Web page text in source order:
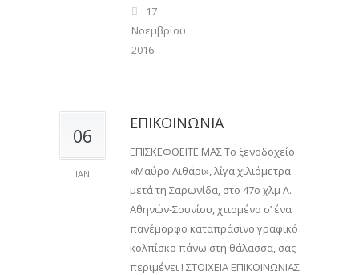
17
Νοεμβρίου
2016
06
ΙΑΝ
ΕΠΙΚΟΙΝΩΝΙΑ
ΕΠΙΣΚΕΦΘΕΙΤΕ ΜΑΣ Το ξενοδοχείο
«Μαύρο Λιθάρι», λίγα χιλιόμετρα
μετά τη Σαρωνίδα, στο 47ο χλμ Λ.
Αθηνών-Σουνίου, χτισμένο σ’ ένα
πανέμορφο καταπράσινο γραφικό
κολπίσκο πάνω στη θάλασσα, σας
περιμένει ! ΣΤΟΙΧΕΙΑ ΕΠΙΚΟΙΝΩΝΙΑΣ